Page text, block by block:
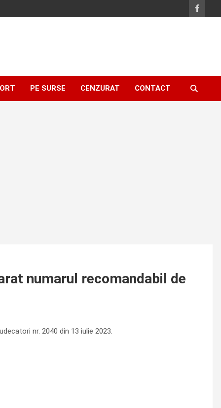
PE SURSE CENZURAT CONTACT
numarul recomandabil de
nr. 2040 din 13 iulie 2023.